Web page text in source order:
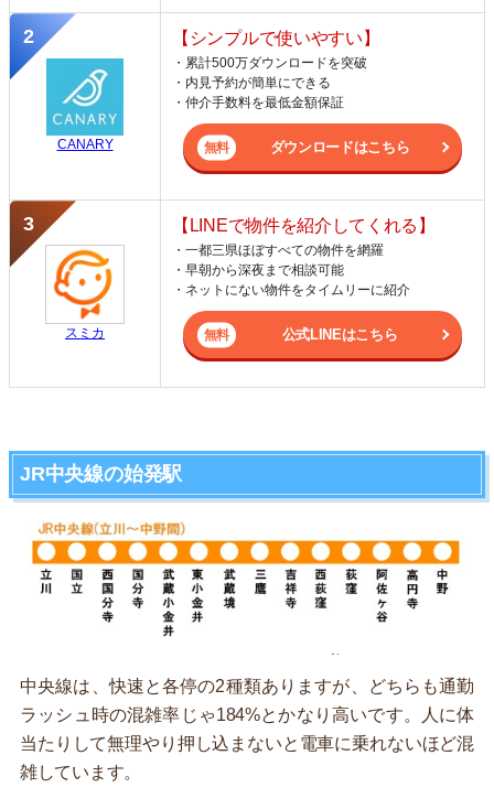
CANARY
【シンプルで使いやすい】
・累計500万ダウンロードを突破
・内見予約が簡単にできる
・仲介手数料を最低金額保証
ダウンロードはこちら
スミカ
【LINEで物件を紹介してくれる】
・一都三県ほぼすべての物件を網羅
・早朝から深夜まで相談可能
・ネットにない物件をタイムリーに紹介
公式LINEはこちら
JR中央線の始発駅
中央線は、快速と各停の2種類ありますが、どちらも通勤
ラッシュ時の混雑率じゃ184%とかなり高いです。人に体
当たりして無理やり押し込まないと電車に乗れないほど混
雑しています。